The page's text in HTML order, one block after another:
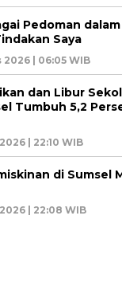
Pedoman
Saya
| 06:05 WIB
dan Libur
Tumbuh 5,2
| 22:10 WIB
di Sumsel
| 22:08 WIB